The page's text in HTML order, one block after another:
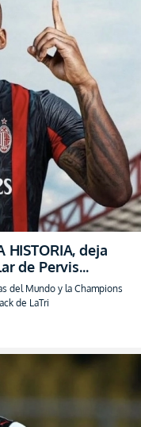
HISTORIA, deja
de Pervis
del Mundo y la Champions
de LaTri